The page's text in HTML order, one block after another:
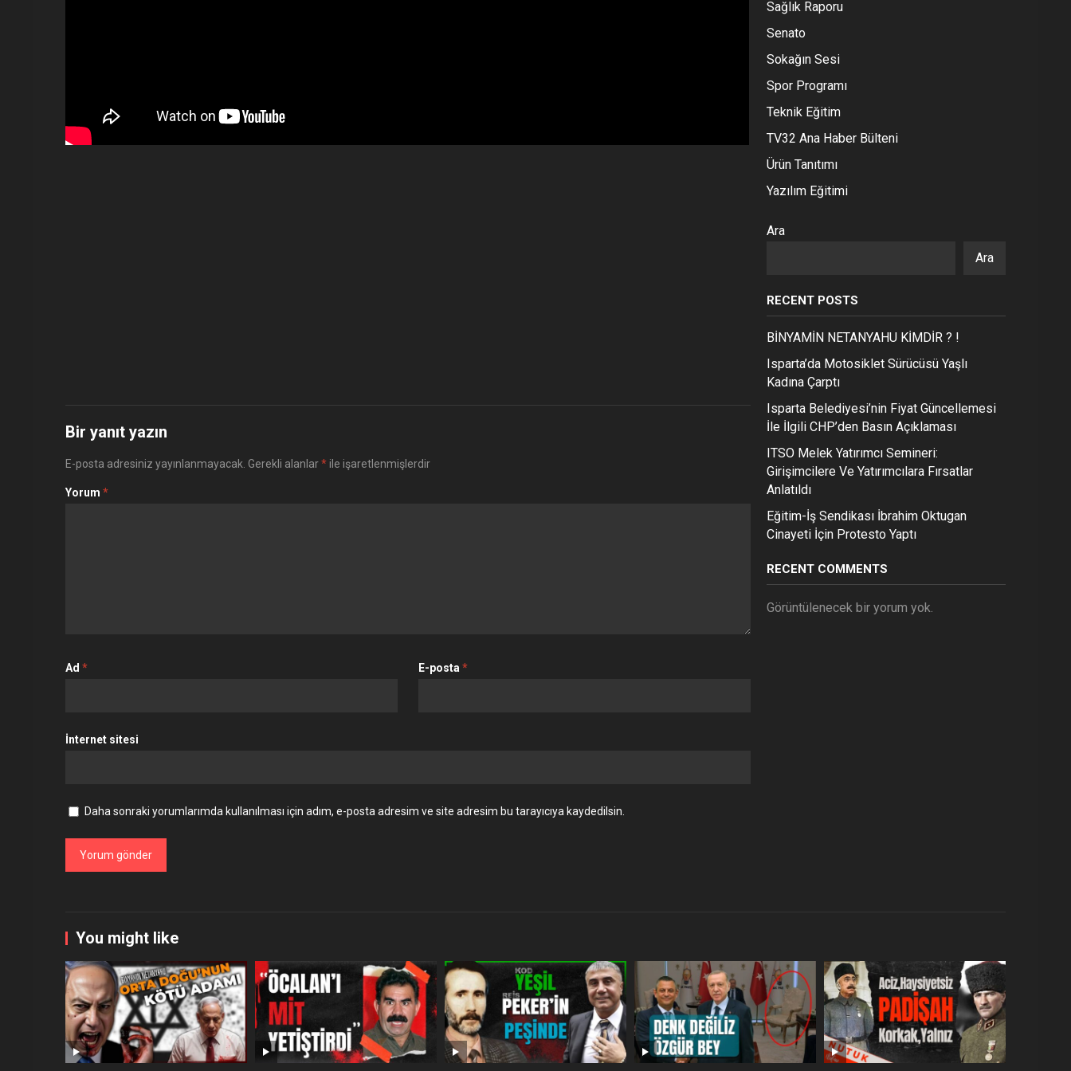
Bir yanıt yazın
E-posta adresiniz yayınlanmayacak. Gerekli alanlar*ile işaretlenmişlerdir
Yorum *
Ad * E-posta *
İnternet sitesi
Daha sonraki yorumlarımda kullanılması için adım, e-posta adresim ve site adresim bu tarayıcıya kaydedilsin.
Sağlık Raporu
Senato
Sokağın Sesi
Spor Programı
Teknik Eğitim
TV32 Ana Haber Bülteni
Ürün Tanıtımı
Yazılım Eğitimi
Ara
Ara
RECENT POSTS
BİNYAMİN NETANYAHU KİMDİR ? !
Isparta’da Motosiklet Sürücüsü Yaşlı
Kadına Çarptı
Isparta Belediyesi’nin Fiyat Güncellemesi
İle İlgili CHP’den Basın Açıklaması
ITSO Melek Yatırımcı Semineri:
Girişimcilere Ve Yatırımcılara Fırsatlar
Anlatıldı
Eğitim-İş Sendikası İbrahim Oktugan
Cinayeti İçin Protesto Yaptı
RECENT COMMENTS
Görüntülenecek bir yorum yok.
You might like